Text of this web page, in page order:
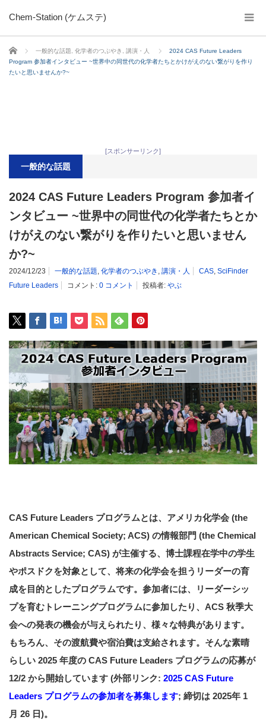
Chem-Station (ケムステ)
ホーム 一般的な話題 化学者のつぶやき 講演・人
2024 CAS Future Leaders
Program 参加者インタビュー ~世界中の同世代の化学者たちとかけがえのない繋がりを作り
たいと思いませんか?~
[スポンサーリンク]
一般的な話題
2024 CAS Future Leaders Program 参加者イ
ンタビュー ~世界中の同世代の化学者たちとか
けがえのない繋がりを作りたいと思いません
か?~
2024/12/23 一般的な話題, 化学者のつぶやき , 講演・人 CAS, SciFinder
Future Leaders
コメント: 0 コメント 投稿者: やぶ
CAS Future Leaders プログラムとは、アメリカ化学会 (the
American Chemical Society; ACS) の情報部門 (the Chemical
Abstracts Service; CAS) が主催する、博士課程在学中の学生
やポスドクを対象として、将来の化学会を担うリーダーの育
成を目的としたプログラムです。参加者には、リーダーシッ
プを育むトレーニングプログラムに参加したり、ACS 秋季大
会への発表の機会が与えられたり、様々な特典があります。
もちろん、その渡航費や宿泊費は支給されます。そんな素晴
らしい 2025 年度の CAS Future Leaders プログラムの応募が
12/2 から開始しています (外部リンク: 2025 CAS Future
Leaders プログラムの参加者を募集します; 締切は 2025年 1
月 26 日)。